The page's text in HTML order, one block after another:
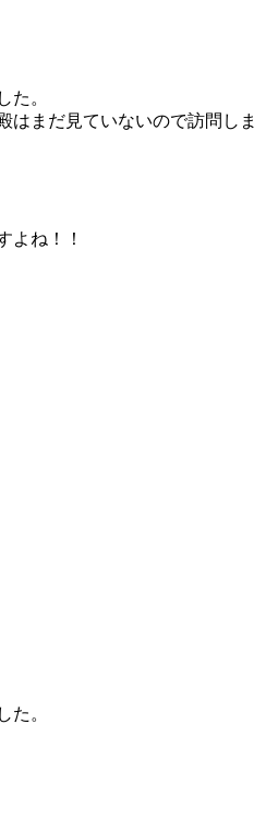
た。
はまだ見ていないので訪問しま
よね！！
た。